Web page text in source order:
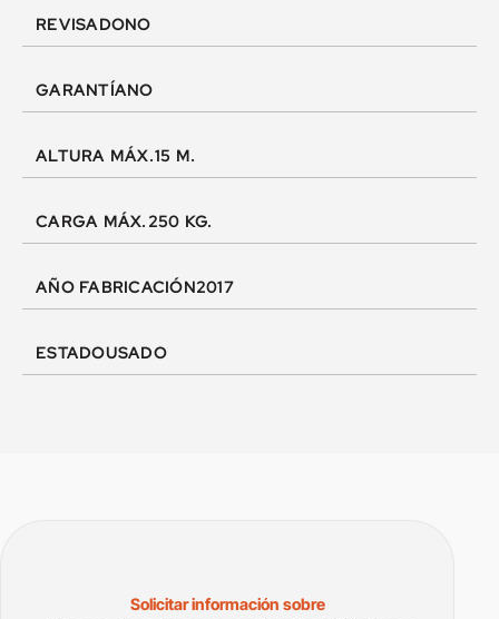
REVISADONO
GARANTÍANO
ALTURA MÁX.15 M.
CARGA MÁX. 250 KG.
AÑO FABRICACIÓN2017
ESTADOUSADO
Solicitar información sobre